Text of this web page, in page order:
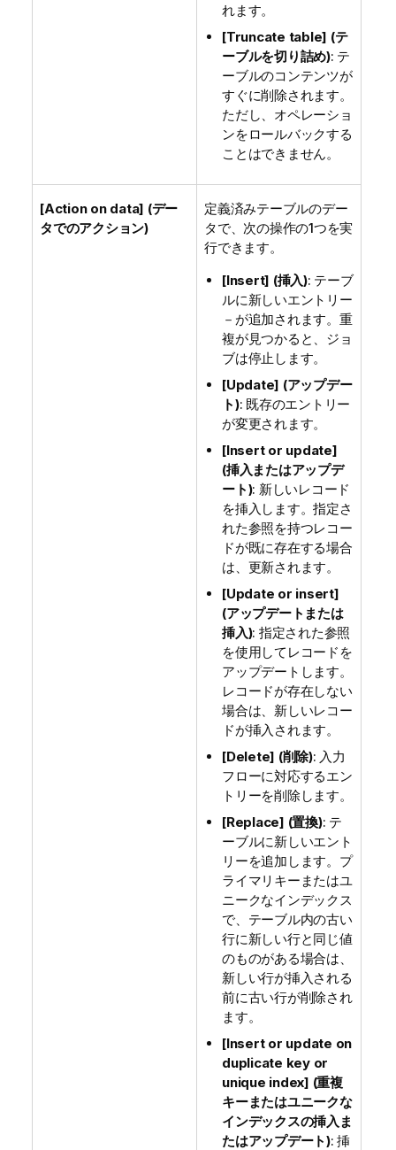
れます。
[Truncate table] (テ
ーブルを切り詰め): テ
ーブルのコンテンツが
すぐに削除されます。
ただし、オペレーショ
ンをロールバックする
ことはできません。
[Action on data] (デー
タでのアクション)
定義済みテーブルのデー
タで、次の操作の1つを実
行できます。
[Insert] (挿入): テーブ
ルに新しいエントリー
－が追加されます。重
複が見つかると、ジョ
ブは停止します。
[Update] (アップデー
ト): 既存のエントリー
が変更されます。
[Insert or update]
(挿入またはアップデ
ート): 新しいレコード
を挿入します。指定さ
れた参照を持つレコー
ドが既に存在する場合
は、更新されます。
[Update or insert]
(アップデートまたは
挿入): 指定された参照
を使用してレコードを
アップデートします。
レコードが存在しない
場合は、新しいレコー
ドが挿入されます。
[Delete] (削除): 入力
フローに対応するエン
トリーを削除します。
[Replace] (置換): テ
ーブルに新しいエント
リーを追加します。プ
ライマリキーまたはユ
ニークなインデックス
で、テーブル内の古い
行に新しい行と同じ値
のものがある場合は、
新しい行が挿入される
前に古い行が削除され
ます。
[Insert or update on
duplicate key or
unique index] (重複
キーまたはユニークな
インデックスの挿入ま
たはアップデート): 挿